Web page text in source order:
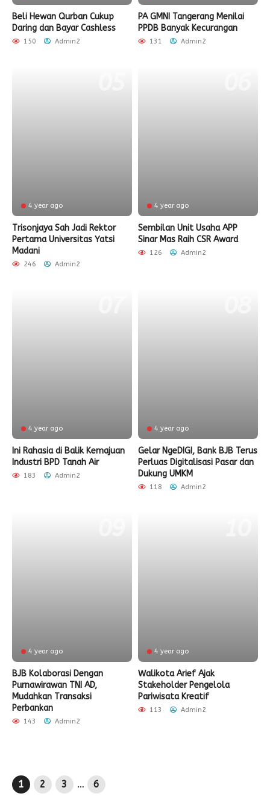
Beli Hewan Qurban Cukup
Daring dan Bayar Cashless
150 Admin2
PA GMNI Tangerang Menilai
PPDB Banyak Kecurangan
131 Admin2
4 year ago
Trisonjaya Sah Jadi Rektor
Pertama Universitas Yatsi
Madani
246 Admin2
4 year ago
Sembilan Unit Usaha APP
Sinar Mas Raih CSR Award
126 Admin2
4 year ago
Ini Rahasia di Balik Kemajuan
Industri BPD Tanah Air
183 Admin2
4 year ago
Gelar NgeDIGI, Bank BJB Terus
Perluas Digitalisasi Pasar dan
Dukung UMKM
118 Admin2
4 year ago
BJB Kolaborasi Dengan
Purnawirawan TNI AD,
Mudahkan Transaksi
Perbankan
143 Admin2
4 year ago
Walikota Arief Ajak
Stakeholder Pengelola
Pariwisata Kreatif
113 Admin2
1 2 3 … 6